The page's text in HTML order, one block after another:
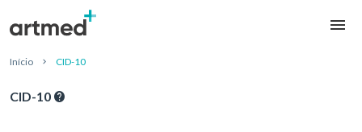
Início CID-10
CID-10